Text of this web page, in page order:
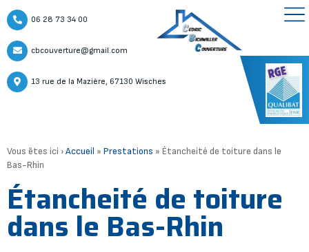
06 28 73 34 00
cbcouverture@gmail.com
13 rue de la Mazière, 67130 Wisches
Vous êtes ici ›Accueil » Prestations » Étancheité de toiture dans le
Bas-Rhin
Étancheité de toiture
dans le Bas-Rhin